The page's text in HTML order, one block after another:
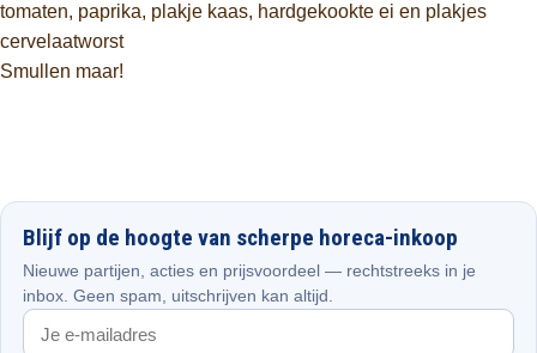
tomaten, paprika, plakje kaas, hardgekookte ei en plakjes
cervelaatworst
Smullen maar!
Blijf op de hoogte van scherpe horeca-inkoop
Nieuwe partijen, acties en prijsvoordeel — rechtstreeks in je
inbox. Geen spam, uitschrijven kan altijd.